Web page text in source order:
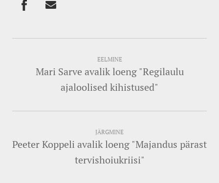
EELMINE
Mari Sarve avalik loeng "Regilaulu
ajaloolised kihistused"
JÄRGMINE
Peeter Koppeli avalik loeng "Majandus pärast
tervishoiukriisi"